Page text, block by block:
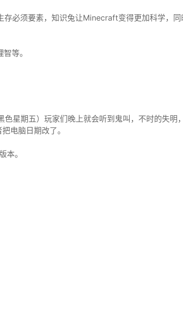
必须要素，知识兔让Minecraft变得更加科学，同
等。
星期五）玩家们晚上就会听到鬼叫，不时的失明
电脑日期改了。
本。